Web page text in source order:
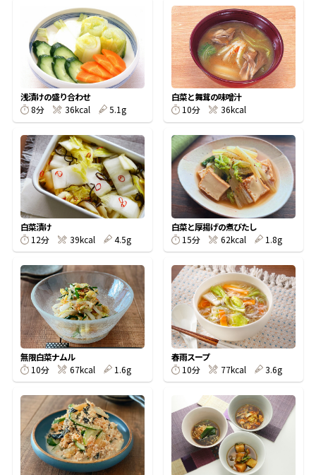
旨さ、別格。だし屋の鍋 韓福善シリーズ
サッと鍋® 楽チン鍋®
楽チン屋® ストレートつゆ
汁物レシピ
時短レシピ
おいしいレシピを商品から探す
かつお節レシピ
めんつゆレシピ
割烹白だしレシピ
レシピ特設サイト
割烹白だしレシピ特集
かつおだしが決め手！簡単茶碗蒸し
かつお節・だしをもっと知る
ヤマキ かつお節プラス®
かつお節・だしを楽しむ
だしコミュ
- ヤマキ かつお節プラス®
採用情報
- ジョブリターン制
オンラインショップ
コミュニティサイト
Global
浅漬けの盛り合わせ
8分
36kcal 5.1g
白菜と舞茸の味噌汁
10分
36kcal
白菜漬け
12分
39kcal 4.5g
白菜と厚揚げの煮びたし
15分
62kcal 1.8g
無限白菜ナムル
10分
67kcal 1.6g
春雨スープ
10分
77kcal 3.6g